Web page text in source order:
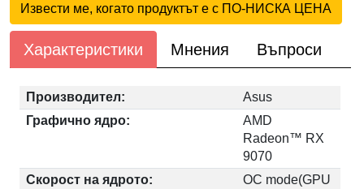
Извести ме, когато продуктът е с ПО-НИСКА ЦЕНА
Характеристики Мнения Въпроси
Производител:
Asus
Графично ядро:
AMD
Radeon™ RX
9070
Скорост на ядрото:
OC mode(GPU